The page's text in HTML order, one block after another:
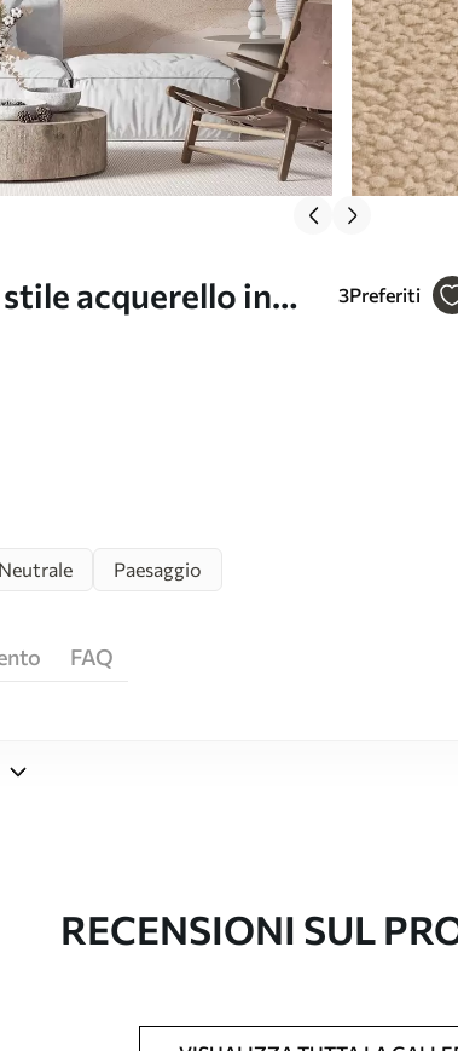
acquerello in
3Preferiti
Neutrale Paesaggio
FAQ
RECENSIONI SUL